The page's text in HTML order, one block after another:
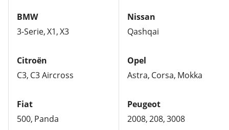
BMW
3-Serie X1 X3
Citroën
C3 C3 Aircross
Fiat
500 Panda
Nissan
Qashqai
Opel
Astra Corsa Mokka
Peugeot
2008 208 3008